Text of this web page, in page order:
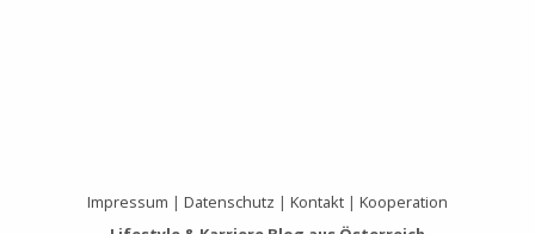
Impressum | Datenschutz | Kontakt | Kooperation